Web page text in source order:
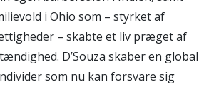
i Ohio som – styrket af
– skabte et liv præget af
D’Souza skaber en global
som nu kan forsvare sig